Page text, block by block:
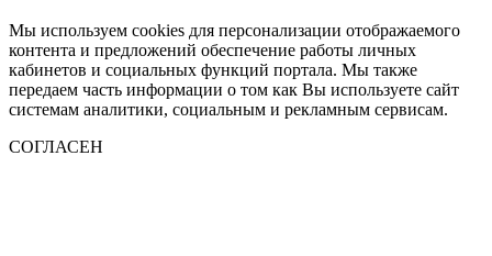
Мы используем cookies для персонализации отображаемого
контента и предложений обеспечение работы личных
кабинетов и социальных функций портала. Мы также
передаем часть информации о том как Вы используете сайт
системам аналитики, социальным и рекламным сервисам.
СОГЛАСЕН